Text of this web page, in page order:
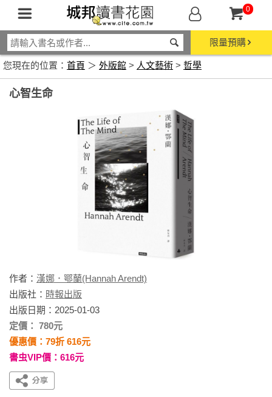
0
限量預購
您現在的位置： 首頁 ＞ 外版館 > 人文藝術 > 哲學
心智生命
作者： 漢娜．鄂蘭(Hannah Arendt)
出版社： 時報出版
出版日期：2025-01-03
定價： 780元
優惠價：79折 616元
書虫VIP價：616元